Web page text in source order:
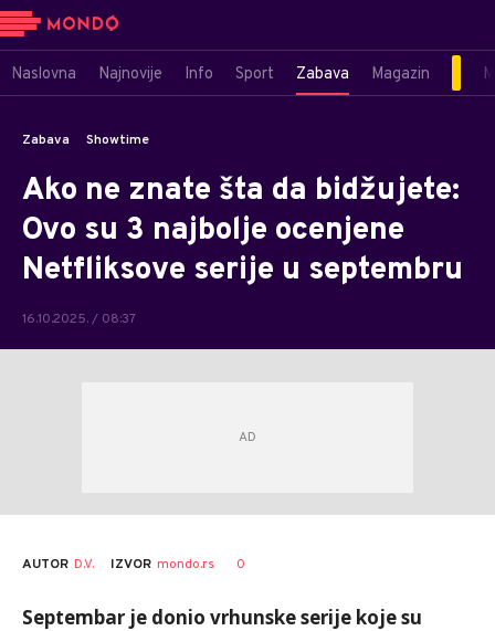
Naslovna Najnovije Info Sport Zabava Magazin
Zabava Showtime
Ako ne znate šta da bidžujete:
Ovo su 3 najbolje ocenjene
Netfliksove serije u septembru
16.10.2025. / 08:37
AUTOR D.V. IZVOR mondo.rs 0
Septembar je donio vrhunske serije koje su